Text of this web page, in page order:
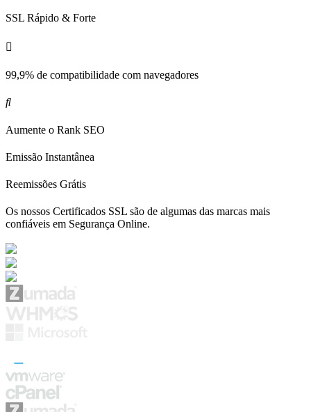
SSL Rápido & Forte
99,9% de compatibilidade com navegadores
Aumente o Rank SEO
Emissão Instantânea
Reemissões Grátis
Os nossos Certificados SSL são de algumas das marcas mais
confiáveis em Segurança Online.